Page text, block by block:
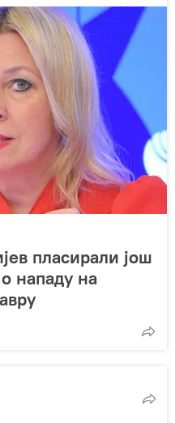
пласирали још
нападу на